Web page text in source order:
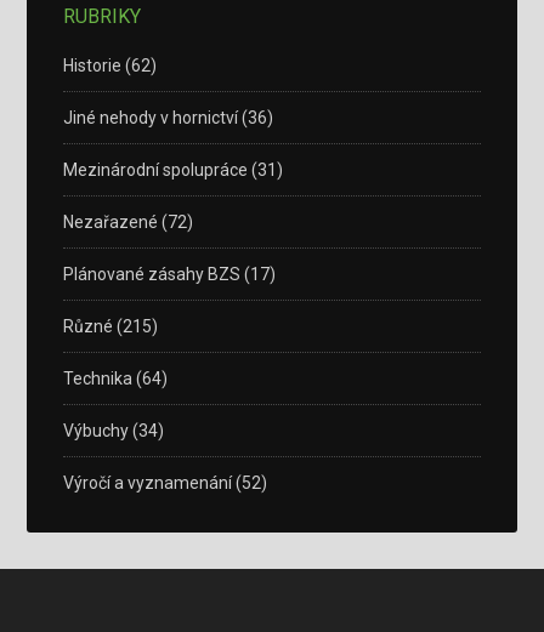
RUBRIKY
Historie (62)
Jiné nehody v hornictví(36)
Mezinárodní spolupráce (31)
Nezařazené (72)
Plánované zásahy BZS (17)
Různé (215)
Technika (64)
Výbuchy(34)
Výročí a vyznamenání(52)